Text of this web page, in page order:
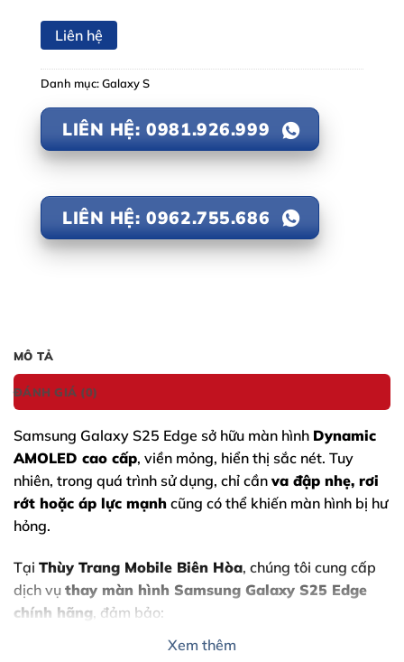
Liên hệ
Danh mục:Galaxy S
LIÊN HỆ: 0981.926.999
LIÊN HỆ: 0962.755.686
MÔ TẢ
ĐÁNH GIÁ (0)
Samsung Galaxy S25 Edge sở hữu màn hình Dynamic
AMOLED cao cấp, viền mỏng, hiển thị sắc nét. Tuy
nhiên, trong quá trình sử dụng, chỉ cần va đập nhẹ, rơi
rớt hoặc áp lực mạnh cũng có thể khiến màn hình bị hư
hỏng.
Tại Thùy Trang Mobile Biên Hòa, chúng tôi cung cấp
dịch vụ thay màn hình Samsung Galaxy S25 Edge
chính hãng, đảm bảo:
Hiển thị chuẩn màu – cảm ứng mượt
Xem thêm